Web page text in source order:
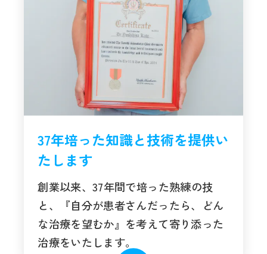
37年培った知識と技術を提供い
たします
創業以来、37年間で培った熟練の技
と、『自分が患者さんだったら、どん
な治療を望むか』を考えて寄り添った
治療をいたします。